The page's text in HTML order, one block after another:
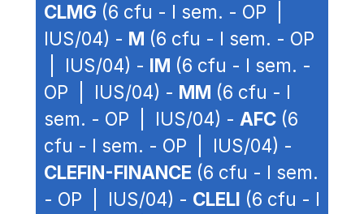
CLMG (6 cfu - I sem. - OP |
IUS/04) - M (6 cfu - I sem. - OP
| IUS/04) - IM (6 cfu - I sem. -
OP | IUS/04) - MM (6 cfu - I
sem. - OP | IUS/04) - AFC (6
cfu - I sem. - OP | IUS/04) -
CLEFIN-FINANCE (6 cfu - I sem.
- OP | IUS/04) - CLELI (6 cfu - I